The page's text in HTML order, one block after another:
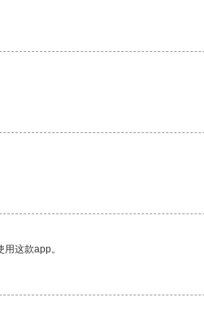
这款app。